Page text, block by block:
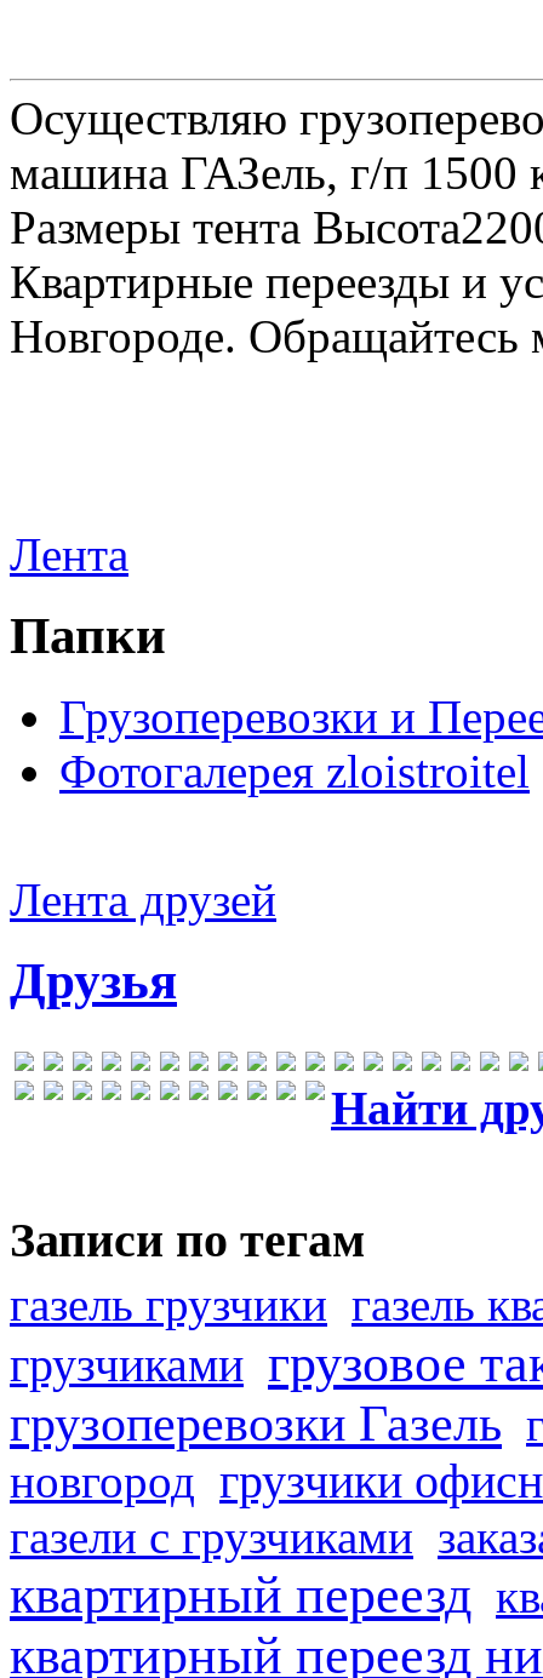
Осуществляю
машина ГАЗель, г/п 1500
Размеры тента
Квартирные переезды и
Новгороде.
Лента
Папки
Грузоперевозки и
Фотогалерея zloistroitel
Лента друзей
Друзья
Найти
Записи по тегам
газель грузчики газель
грузчиками грузовое
грузоперевозки Газель
новгород грузчики
газели с грузчиками
квартирный переезд
квартирный переезд